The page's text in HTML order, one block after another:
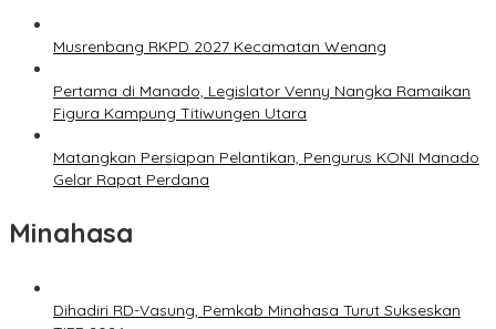
Musrenbang RKPD 2027 Kecamatan Wenang
Pertama di Manado, Legislator Venny Nangka Ramaikan
Figura Kampung Titiwungen Utara
Matangkan Persiapan Pelantikan, Pengurus KONI Manado
Gelar Rapat Perdana
Minahasa
Dihadiri RD-Vasung, Pemkab Minahasa Turut Sukseskan